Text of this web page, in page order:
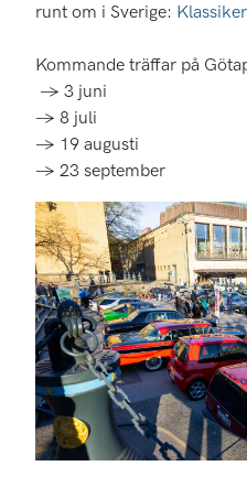
runt om i Sverige:
Kommande träffar på
→ 3 juni
→ 8 juli
→ 19 augusti
→ 23 september